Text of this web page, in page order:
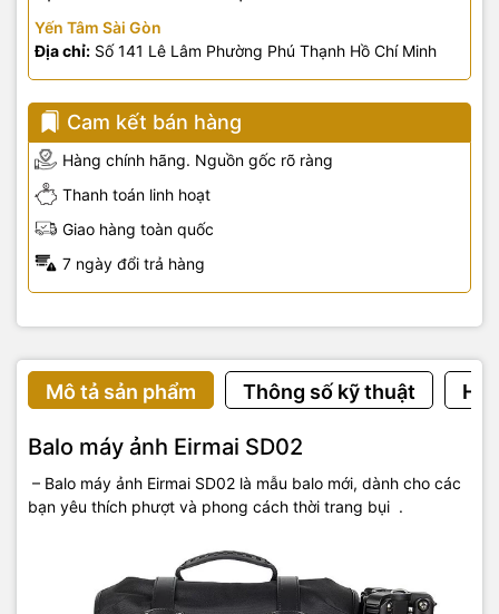
Yến Tâm Sài Gòn
Địa chỉ: Số 141 Lê Lâm Phường Phú Thạnh Hồ Chí Minh
Cam kết bán hàng
Hàng chính hãng. Nguồn gốc rõ ràng
Thanh toán linh hoạt
Giao hàng toàn quốc
7 ngày đổi trả hàng
Mô tả sản phẩm Thông số kỹ thuật
Balo máy ảnh Eirmai SD02
– Balo máy ảnh Eirmai SD02 là mẫu balo mới, dành cho các
bạn yêu thích phượt và phong cách thời trang bụi .